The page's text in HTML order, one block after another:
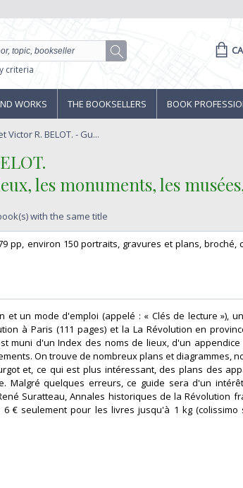
criteria
WORKS THE BOOKSELLERS BOOK
Victor R. BELOT. - Gu...
les monuments, les
with the same title
pp, environ 150 portraits, gravures et plans, broché,
et un mode d'emploi (appelé : « Clés de lecture »),
à Paris (111 pages) et la La Révolution en
muni d'un Index des noms de lieux, d'un appendice
On trouve de nombreux plans et diagrammes,
et, ce qui est plus intéressant, des plans des
Malgré quelques erreurs, ce guide sera d'un
Suratteau, Annales historiques de la Révolution
€ seulement pour les livres jusqu'à 1 kg (colissimo